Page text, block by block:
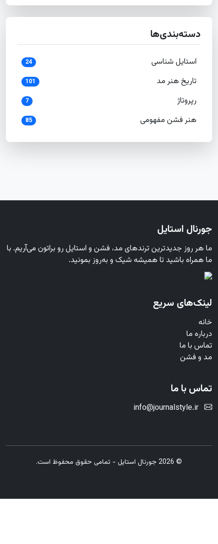
دسته‌بندی‌ها
استایل شناسی 24
تاریخ هنر مد 101
رپروتاژ 7
هنر فشن مفهومی 85
جورنال استایل
ما هر روز جدیدترین ترندهای مد، فشن و استایل رو براتون می‌آریم. با
ما همراه باشید تا همیشه شیک و به‌روز بمونید.
لینک‌های سریع
خانه
درباره ما
تماس با ما
مد و فشن
تماس با ما
info@journalstyle.ir
© 2026 جورنال استایل - تمامی حقوق محفوظ است.